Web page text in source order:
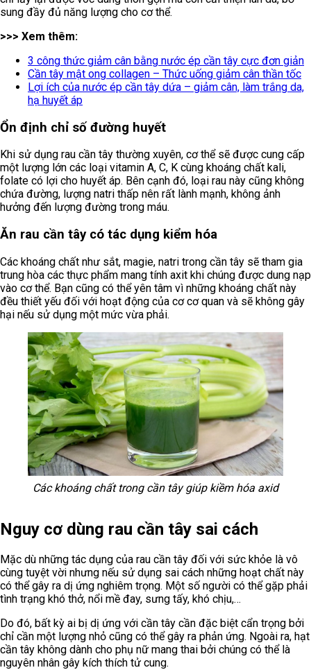
sung đầy đủ năng lượng cho cơ thể.
>>> Xem thêm:
3 công thức giảm cân bằng nước ép cần tây cực đơn giản
Cần tây mật ong collagen – Thức uống giảm cân thần tốc
Lợi ích của nước ép cần tây dứa – giảm cân, làm trắng da,
hạ huyết áp
Ổn định chỉ số đường huyết
Khi sử dụng rau cần tây thường xuyên, cơ thể sẽ được cung cấp
một lượng lớn các loại vitamin A, C, K cùng khoáng chất kali,
folate có lợi cho huyết áp. Bên cạnh đó, loại rau này cũng không
chứa đường, lượng natri thấp nên rất lành mạnh, không ảnh
hưởng đến lượng đường trong máu.
Ăn rau cần tây có tác dụng kiểm hóa
Các khoáng chất như sắt, magie, natri trong cần tây sẽ tham gia
trung hòa các thực phẩm mang tính axit khi chúng được dung nạp
vào cơ thể. Bạn cũng có thể yên tâm vì những khoáng chất này
đều thiết yếu đối với hoạt động của cơ cơ quan và sẽ không gây
hại nếu sử dụng một mức vừa phải.
Các khoáng chất trong cần tây giúp kiềm hóa axid
Nguy cơ dùng rau cần tây sai cách
Mặc dù những tác dụng của rau cần tây đối với sức khỏe là vô
cùng tuyệt vời nhưng nếu sử dụng sai cách những hoạt chất này
có thể gây ra dị ứng nghiêm trọng. Một số người có thể gặp phải
tình trạng khó thở, nổi mề đay, sưng tấy, khó chịu,…
Do đó, bất kỳ ai bị dị ứng với cần tây cần đặc biệt cẩn trọng bởi
chỉ cần một lượng nhỏ cũng có thể gây ra phản ứng. Ngoài ra, hạt
cần tây không dành cho phụ nữ mang thai bởi chúng có thể là
nguyên nhân gây kích thích tử cung.